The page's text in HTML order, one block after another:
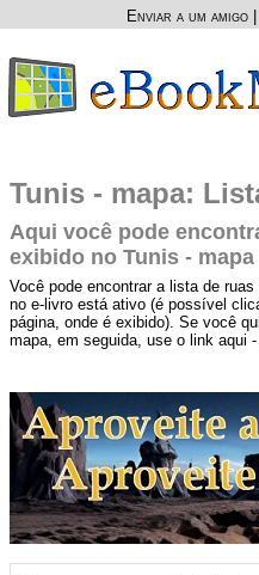
Enviar a um amigo
Tunis - mapa:
Aqui você pode
exibido no Tunis - mapa
Você pode encontrar a lista de
no e-livro está ativo (é possível
página, onde é exibido). Se você
mapa, em seguida, use o link aqui